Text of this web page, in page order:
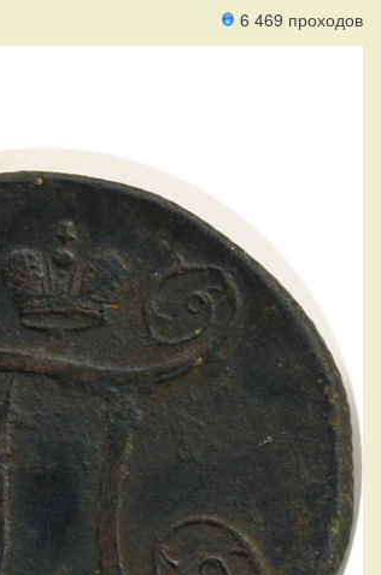
6 469 проходов